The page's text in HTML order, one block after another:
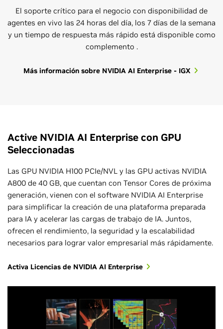
infraestructura de centros de datos y cargas de trabajo de
ciencia de datos de IA, el equipo de servicios profesionales
de NVIDIA y los socios de NVIDIA brindan soluciones
personalizadas. Desde la instalación y las
de sus cargas de trabajo, el equipo puede ayudarlo a
garantizar que su organización de TI esté completamente
preparada para aprovechar sus aplicaciones de IA ,
cubriendo temas como instalación, implementación,
optimización, administración y resolución de problemas.
ritmo
Introducción a la IA en el Data Center
Inscríbete Hoy
El soporte crítico para el negocio con disponibilidad de
agentes en vivo las 24 horas del día, los 7 días de la semana
y un tiempo de respuesta más rápido está disponible como
complemento .
Más información sobre NVIDIA AI Enterprise - IGX
Active NVIDIA AI Enterprise con GPU
Seleccionadas
Las GPU NVIDIA H100 PCIe/NVL y las GPU activas NVIDIA
A800 de 40 GB, que cuentan con Tensor Cores de próxima
generación, vienen con el software NVIDIA AI Enterprise
para simplificar la creación de una plataforma preparada
para IA y acelerar las cargas de trabajo de IA. Juntos,
ofrecen el rendimiento, la seguridad y la escalabilidad
necesarios para lograr valor empresarial más rápidamente.
Activa Licencias de NVIDIA AI Enterprise